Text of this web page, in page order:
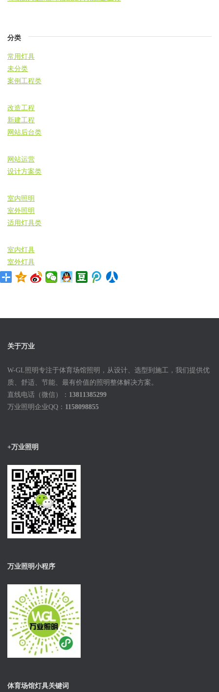
分类
常用灯具
未分类
案例工程类
改造工程
新建工程
网站后台类
网站运营
设计方案类
室内照明
室外照明
适用灯具类
室内灯具
室外灯具
关于万业
W-GL照明专注于体育场馆照明，从设计、选型到施工，我们提供优
质、舒适、节能、最有价值的照明整体解决方案。
直线电话（微信）： 13811385299
万业照明企业QQ： 1158098855
+万业照明
万业照明小程序
体育场馆灯具关键词